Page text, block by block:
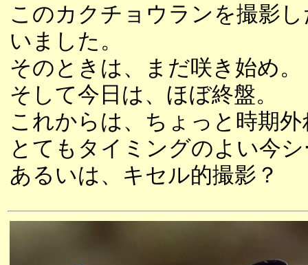
このカクチョウランを撮影
いました。
そのときは、まだ咲き始め。
そして今日は、ほぼ終盤。
これからは、ちょっと時期
とてもタイミングのよい今
あるいは、キセル的撮影？